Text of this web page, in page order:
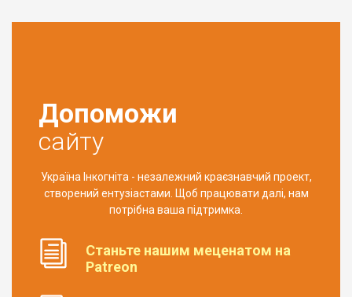
Допоможи
сайту
Україна Інкогніта - незалежний краєзнавчий проект,
створений ентузіастами. Щоб працювати далі, нам
потрібна ваша підтримка.
Станьте нашим меценатом на
Patreon